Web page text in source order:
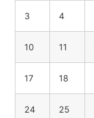
3 4
10 11
17 18
24 25